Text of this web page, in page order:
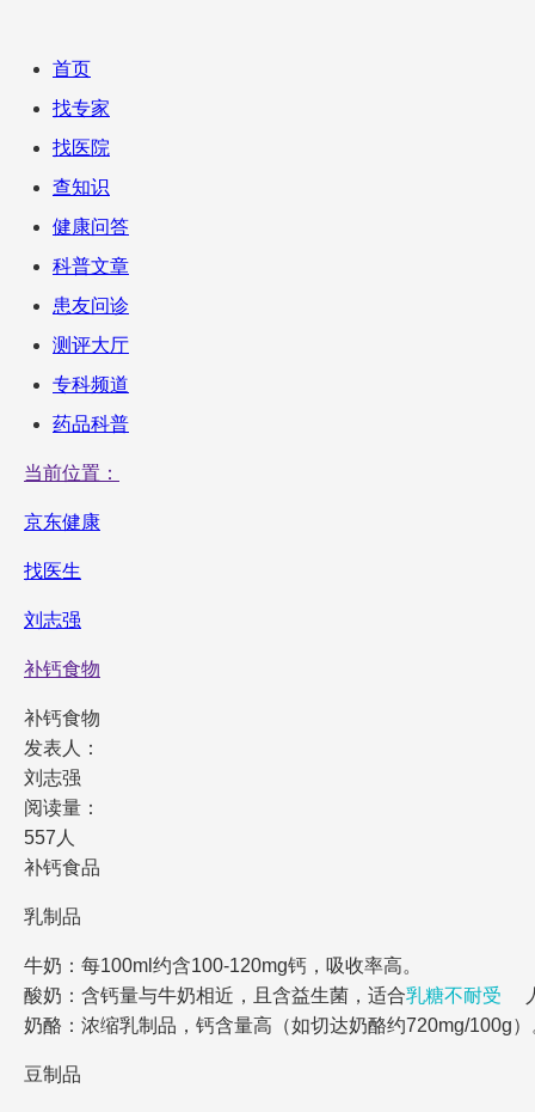
首页
找专家
找医院
查知识
健康问答
科普文章
患友问诊
测评大厅
专科频道
药品科普
当前位置：
京东健康
找医生
刘志强
补钙食物
补钙食物
发表人：
刘志强
阅读量：
557人
补钙食品
乳制品
牛奶：每100ml约含100-120mg钙，吸收率高。
酸奶：含钙量与牛奶相近，且含益生菌，适合乳糖不耐受
奶酪：浓缩乳制品，钙含量高（如切达奶酪约720mg/100g）
豆制品